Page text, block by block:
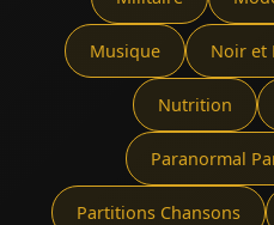
Musique Noir et
Nutrition
Paranormal
Partitions Chansons